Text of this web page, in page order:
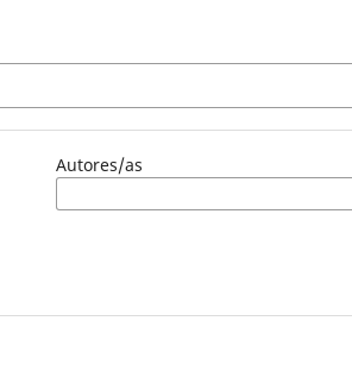
Autores/as